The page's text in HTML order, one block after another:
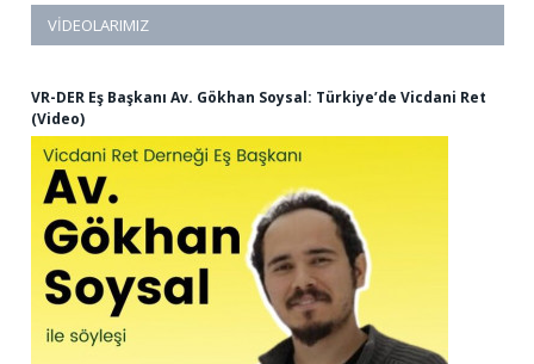
VIDEOLARIMIZ
VR-DER Eş Başkanı Av. Gökhan Soysal: Türkiye’de Vicdani Ret
(Video)